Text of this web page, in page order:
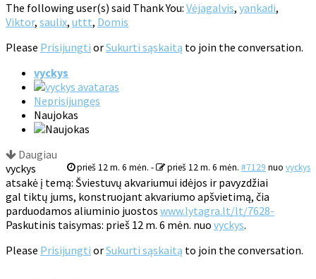
The following user(s) said Thank You: Vėjagalvis, yankadi,
Viktor, saulix, uttt, Domis
Please Prisijungti orSukurti sąskaitą to join the conversation.
vyckys
Neprisijungęs
Naujokas
Daugiau
prieš 12 m. 6 mėn. - prieš 12 m. 6 mėn. #7129 nuo vyckys
vyckys
atsakė į temą: Šviestuvų akvariumui idėjos ir pavyzdžiai
gal tiktų jums, konstruojant akvariumo apšvietimą, čia
parduodamos aliuminio juostos www.lytagra.lt/lt/7628-
Paskutinis taisymas: prieš 12 m. 6 mėn. nuo vyckys.
Please Prisijungti orSukurti sąskaitą to join the conversation.